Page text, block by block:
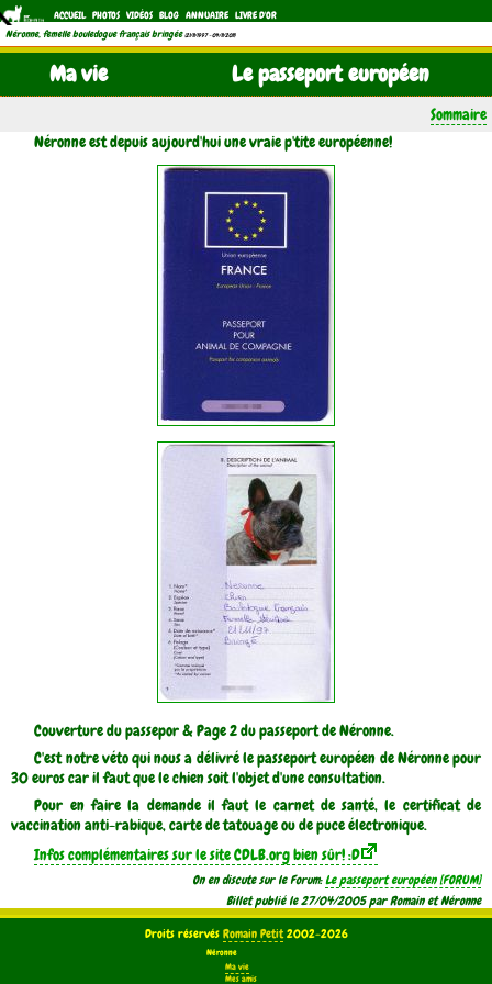
ACCUEIL PHOTOS VIDÉOS BLOG ANNUAIRE LIVRE D'OR
Néronne, femelle bouledogue français bringée (21/11/1997 - 04/11/2011)
Ma vie Le passeport européen
Sommaire
Néronne est depuis aujourd'hui une vraie p'tite européenne!
Couverture du passepor & Page 2 du passeport de Néronne.
C'est notre véto qui nous a délivré le passeport européen de Néronne pour
30 euros car il faut que le chien soit l'objet d'une consultation.
Pour en faire la demande il faut le carnet de santé, le certificat de
vaccination anti-rabique, carte de tatouage ou de puce électronique.
Infos complémentaires sur le site CDLB.org bien sûr! :D
On en discute sur le Forum:Le passeport européen
Billet publié le 27/04/2005 par Romain et Néronne
Droits réservés Romain Petit2002-2026
Néronne
Ma vie
Mes amis